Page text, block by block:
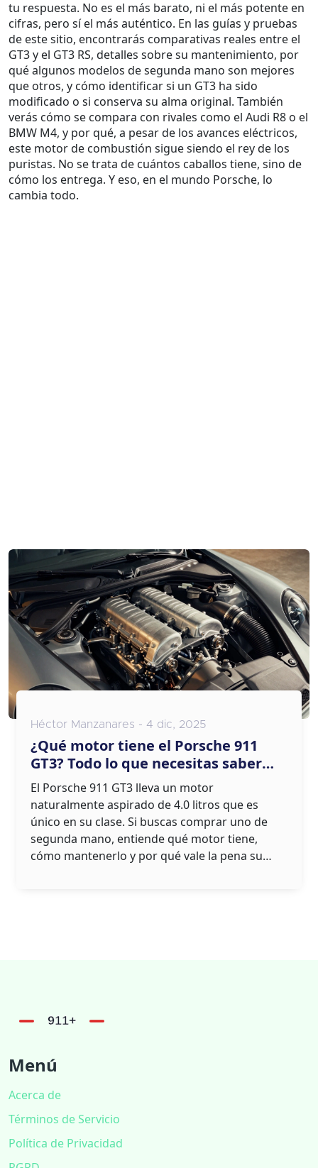
tu respuesta. No es el más barato, ni el más potente en
cifras, pero sí el más auténtico. En las guías y pruebas
de este sitio, encontrarás comparativas reales entre el
GT3 y el GT3 RS, detalles sobre su mantenimiento, por
qué algunos modelos de segunda mano son mejores
que otros, y cómo identificar si un GT3 ha sido
modificado o si conserva su alma original. También
verás cómo se compara con rivales como el Audi R8 o el
BMW M4, y por qué, a pesar de los avances eléctricos,
este motor de combustión sigue siendo el rey de los
puristas. No se trata de cuántos caballos tiene, sino de
cómo los entrega. Y eso, en el mundo Porsche, lo
cambia todo.
Héctor Manzanares - 4 dic, 2025
¿Qué motor tiene el Porsche 911
GT3? Todo lo que necesitas saber
antes de comprarlo de segunda
mano
El Porsche 911 GT3 lleva un motor
naturalmente aspirado de 4.0 litros que es
único en su clase. Si buscas comprar uno de
segunda mano, entiende qué motor tiene,
cómo mantenerlo y por qué vale la pena su
Menú
Acerca de
Términos de Servicio
Política de Privacidad